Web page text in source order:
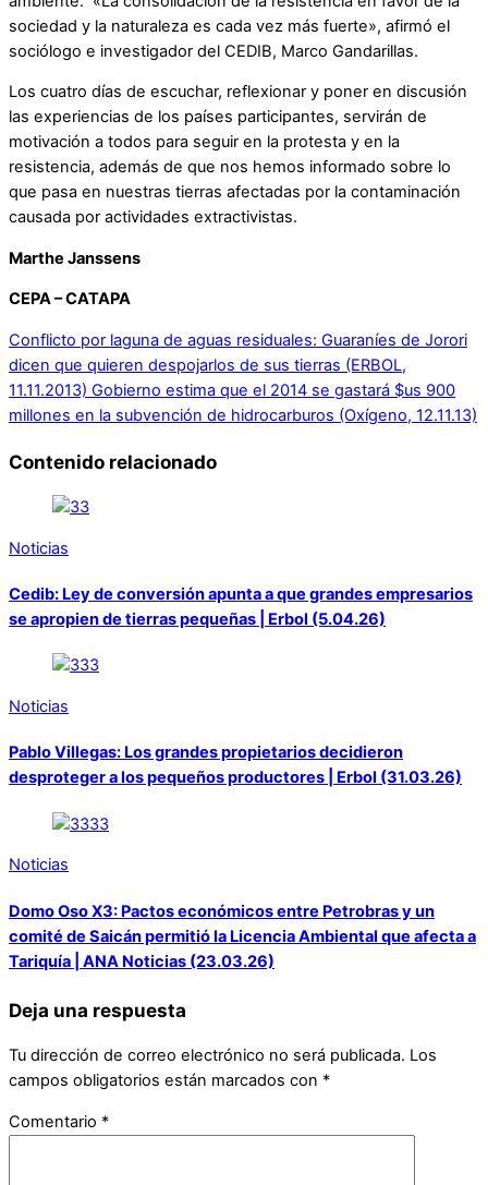
sociedad y la naturaleza es cada vez más fuerte», afirmó el
sociólogo e investigador del CEDIB, Marco Gandarillas.
Los cuatro días de escuchar, reflexionar y poner en discusión
las experiencias de los países participantes, servirán de
motivación a todos para seguir en la protesta y en la
resistencia, además de que nos hemos informado sobre lo
que pasa en nuestras tierras afectadas por la contaminación
causada por actividades extractivistas.
Marthe Janssens
CEPA – CATAPA
Conflicto por laguna de aguas residuales: Guaraníes de Jorori
dicen que quieren despojarlos de sus tierras (ERBOL,
11.11.2013) Gobierno estima que el 2014 se gastará $us 900
millones en la subvención de hidrocarburos (Oxígeno, 12.11.13)
Contenido relacionado
Noticias
Cedib: Ley de conversión apunta a que grandes empresarios
se apropien de tierras pequeñas | Erbol (5.04.26)
Noticias
Pablo Villegas: Los grandes propietarios decidieron
desproteger a los pequeños productores | Erbol (31.03.26)
Noticias
Domo Oso X3: Pactos económicos entre Petrobras y un
comité de Saicán permitió la Licencia Ambiental que afecta a
Tariquía | ANA Noticias (23.03.26)
Deja una respuesta
Tu dirección de correo electrónico no será publicada. Los
campos obligatorios están marcados con *
Comentario *